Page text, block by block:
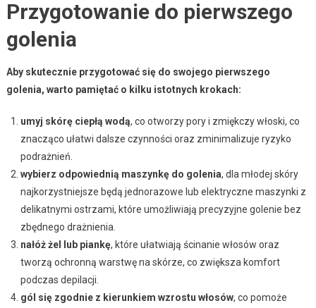
Przygotowanie do pierwszego
golenia
Aby skutecznie przygotować się do swojego pierwszego
golenia, warto pamiętać o kilku istotnych krokach:
umyj skórę ciepłą wodą, co otworzy pory i zmiękczy włoski, co
znacząco ułatwi dalsze czynności oraz zminimalizuje ryzyko
podrażnień.
wybierz odpowiednią maszynkę do golenia, dla młodej skóry
najkorzystniejsze będą jednorazowe lub elektryczne maszynki z
delikatnymi ostrzami, które umożliwiają precyzyjne golenie bez
zbędnego drażnienia.
nałóż żel lub piankę, które ułatwiają ścinanie włosów oraz
tworzą ochronną warstwę na skórze, co zwiększa komfort
podczas depilacji.
gól się zgodnie z kierunkiem wzrostu włosów, co pomoże